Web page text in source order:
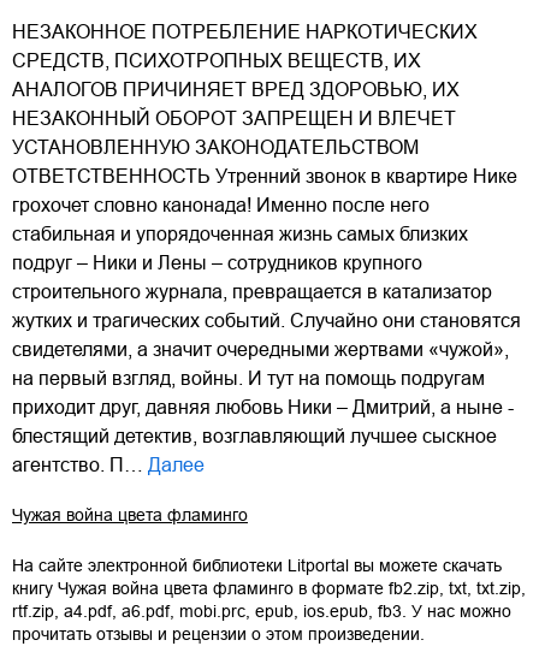
НЕЗАКОННОЕ ПОТРЕБЛЕНИЕ НАРКОТИЧЕСКИХ
СРЕДСТВ, ПСИХОТРОПНЫХ ВЕЩЕСТВ, ИХ
АНАЛОГОВ ПРИЧИНЯЕТ ВРЕД ЗДОРОВЬЮ, ИХ
НЕЗАКОННЫЙ ОБОРОТ ЗАПРЕЩЕН И ВЛЕЧЕТ
УСТАНОВЛЕННУЮ ЗАКОНОДАТЕЛЬСТВОМ
ОТВЕТСТВЕННОСТЬ Утренний звонок в квартире Нике
грохочет словно канонада! Именно после него
стабильная и упорядоченная жизнь самых близких
подруг – Ники и Лены – сотрудников крупного
строительного журнала, превращается в катализатор
жутких и трагических событий. Случайно они становятся
свидетелями, а значит очередными жертвами «чужой»,
на первый взгляд, войны. И тут на помощь подругам
приходит друг, давняя любовь Ники – Дмитрий, а ныне -
блестящий детектив, возглавляющий лучшее сыскное
агентство. П…
Далее
Чужая война цвета фламинго
На сайте электронной библиотеки Litportal вы можете скачать
книгу Чужая война цвета фламинго в формате fb2.zip, txt, txt.zip,
rtf.zip, a4.pdf, a6.pdf, mobi.prc, epub, ios.epub, fb3. У нас можно
прочитать отзывы и рецензии о этом произведении.